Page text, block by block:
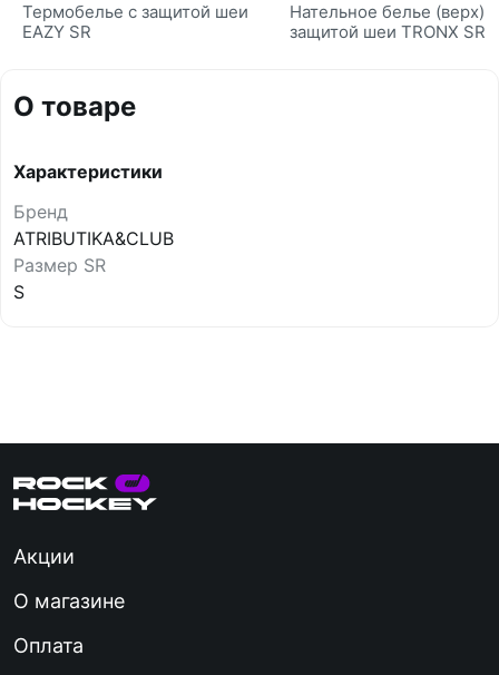
Термобелье с защитой шеи
EAZY SR
Нательное белье (верх) с
защитой шеи TRONX SR
О товаре
Характеристики
Бренд
ATRIBUTIKA&CLUB
Размер SR
S
Акции
О магазине
Оплата